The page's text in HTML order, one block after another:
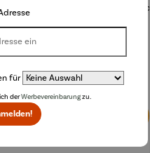
für
derWerbevereinbarungzu.